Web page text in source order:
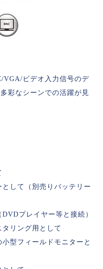
VGA/ビデオ入力信号のデ
彩なシーンでの活躍が見
して（別売りバッテリー
プレイヤー等と接続）
リング用として
型フィールドモニターと